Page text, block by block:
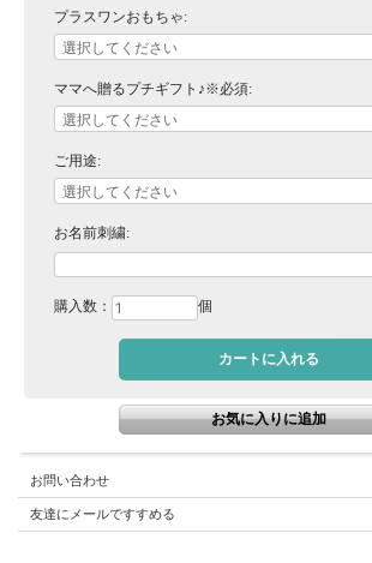
プラスワンおもちゃ:
ママへ贈るプチギフト♪※必須:
ご用途:
お名前刺繍:
購入数： 個
お問い合わせ
友達にメールですすめる